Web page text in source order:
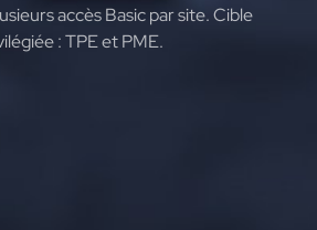
accès Basic par site. Cible
: TPE et PME.